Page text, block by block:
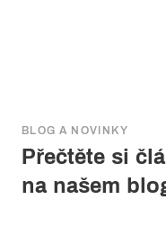
BLOG A NOVINKY
Přečtěte si
na našem